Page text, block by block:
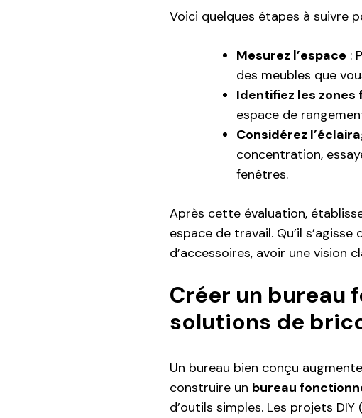
Voici quelques étapes à suivre
Mesurez l’espace :
des meubles que
Identifiez les
espace de
Considérez
concentration,
fenêtres.
Après cette évaluation,
espace de travail. Qu’il
d’accessoires, avoir une vision
Créer un bureau
solutions de
Un bureau bien conçu
construire un bureau
d’outils simples. Les projets